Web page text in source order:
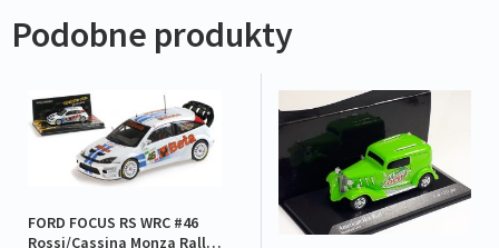
Podobne produkty
FORD FOCUS RS WRC #46
Rossi/Cassina Monza Rally